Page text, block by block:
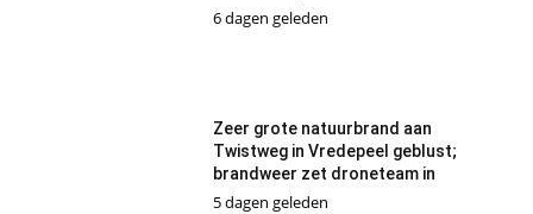
6 dagen geleden
Zeer grote natuurbrand aan
Twistweg in Vredepeel geblust;
brandweer zet droneteam in
5 dagen geleden